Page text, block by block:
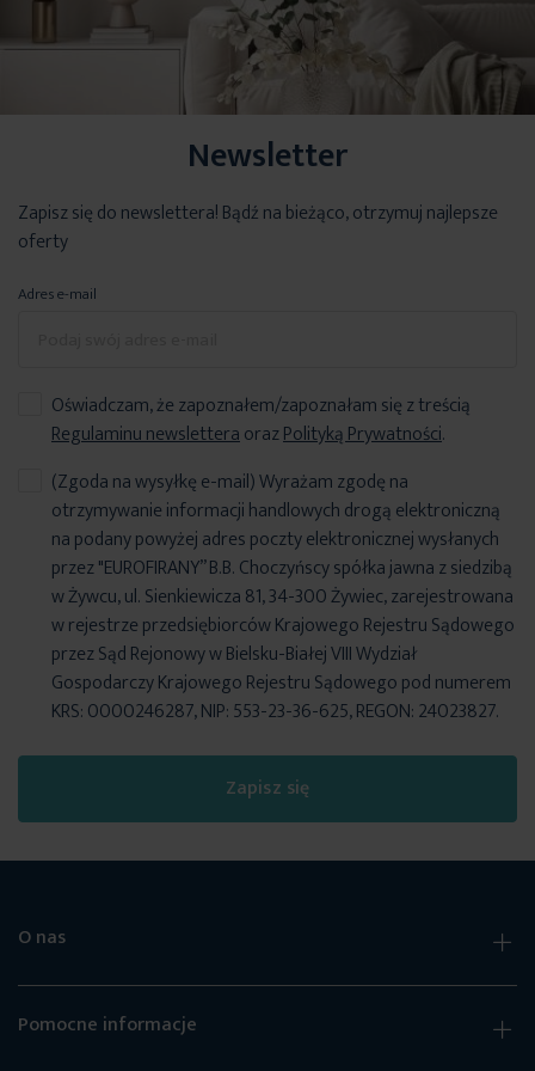
instrukcja montażu
Zestaw zawiera wszystkie elementy.
Wyjmujesz roletę z paczki
dzięki systemowi EASY ON
wieszasz w kilka sekund, bez
składania i wiercenia!
Dodatkowo, na życzenie klient może otrzymać
rolety.
Informacje techniczne w zakładce
Proste i funkcjonalne rozwiązanie, dzięki któremu
obciążnik rolety
zatrzyma się w dowolnym wybranym
miejscu pozwala
dodatkowo sterować ilością światła. Dzięki temu rozwiązaniu
demontaż rolety nie będzie konieczny przy czyszczeniu okna.
Newsletter
Zapisz się do newslettera! Bądź na bieżąco, otrzymuj najlepsze
oferty
Adres e-mail
Oświadczam, że zapoznałem/zapoznałam się z treścią
Regulaminu newsletteraorazPolityką Prywatności.
Zapisz się
(Zgoda na wysyłkę e-mail) Wyrażam zgodę na
otrzymywanie informacji handlowych drogą elektroniczną
na podany powyżej adres poczty elektronicznej wysłanych
przez "EUROFIRANY” B.B. Choczyńscy spółka jawna z siedzibą
w Żywcu, ul. Sienkiewicza 81, 34-300 Żywiec, zarejestrowana
w rejestrze przedsiębiorców Krajowego Rejestru Sądowego
przez Sąd Rejonowy w Bielsku-Białej VIII Wydział
Gospodarczy Krajowego Rejestru Sądowego pod numerem
KRS: 0000246287, NIP: 553-23-36-625, REGON: 24023827.
O nas
Pomocne informacje